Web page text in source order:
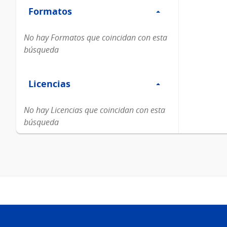
Formatos
Formatos
No hay Formatos que coincidan con esta
búsqueda
Licencias
Licencias
No hay Licencias que coincidan con esta
búsqueda